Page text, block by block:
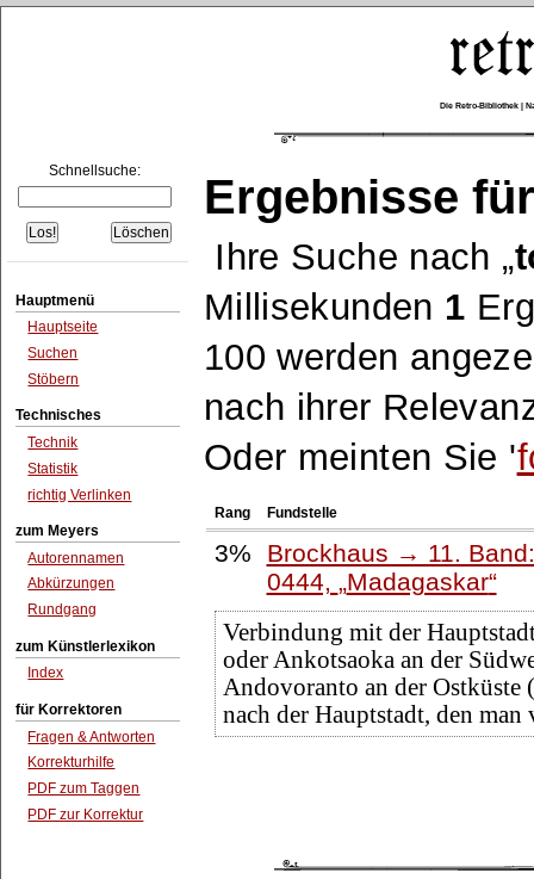
Die Retro-Bibliothek |
Schnellsuche:
Hauptmenü
Hauptseite
Suchen
Stöbern
Technisches
Technik
Statistik
richtig Verlinken
zum Meyers
Autorennamen
Abkürzungen
Rundgang
zum Künstlerlexikon
Index
für Korrektoren
Fragen & Antworten
Korrekturhilfe
PDF zum Taggen
PDF zur Korrektur
Ergebnisse
Ihre Suche nach
Millisekunden 1
100 werden
nach ihrer
Oder meinten Sie '
Rang Fundstelle
3%
Brockhaus → 11.
0444,
Madagaskar
Verbindung mit der
oder Ankotsaoka an der
Andovoranto an der
nach der Hauptstadt, den man